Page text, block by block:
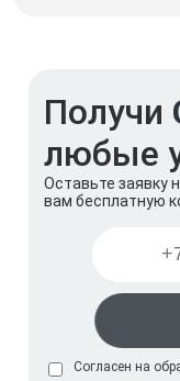
Получи
любые
Оставьте заявку
вам бесплатную
Согласен на